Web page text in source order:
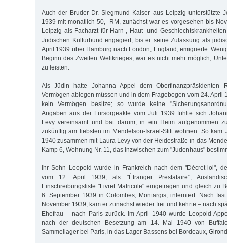
Auch der Bruder Dr. Siegmund Kaiser aus Leipzig unterstützte
1939 mit monatlich 50,- RM, zunächst war es vorgesehen bis
Leipzig als Facharzt für Harn-, Haut- und
Jüdischen Kulturbund engagiert, bis er seine Zulassung als
April 1939 über Hamburg nach London, England, emigrierte.
Beginn des Zweiten Weltkrieges, war es nicht mehr möglich,
zu leisten.
Als Jüdin hatte Johanna Appel dem Oberfinanzpräsidenten
Vermögen ablegen müssen und in dem Fragebogen vom 24. April
kein Vermögen besitze; so wurde keine
Angaben aus der Fürsorgeakte vom Juli 1939 fühlte sich
Levy vereinsamt und bat darum, in ein Heim aufgenommen
zukünftig am liebsten im Mendelson-Israel-Stift wohnen. So kam
1940 zusammen mit Laura Levy von der Heidestraße in das
Kamp 6, Wohnung Nr. 11, das inzwischen zum "Judenhaus"
Ihr Sohn Leopold wurde in Frankreich nach dem "Décret-loi",
vom 12. April 1939, als "Étranger Prestataire",
Einschreibungsliste "Livret Matricule" eingetragen und gleich zu
6. September 1939 in Colombes, Montargis, interniert. Nach
November 1939, kam er zunächst wieder frei und kehrte – nach
Ehefrau – nach Paris zurück. Im April 1940 wurde Leopold
nach der deutschen Besetzung am 14. Mai 1940 von
Sammellager bei Paris, in das Lager Bassens bei Bordeaux,